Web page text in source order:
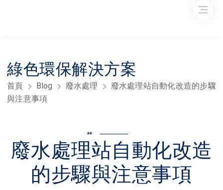
綠色環保解決方案
首頁 Blog 廢水處理
廢水處理站自動化改造的步驟
與注意事項
**
廢水處理站自動化改造
的步驟與注意事項